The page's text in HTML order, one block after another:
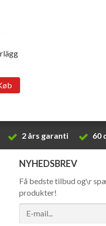
2 års garanti 60
NYHEDSBREV
Få bedste tilbud og\r
produkter!